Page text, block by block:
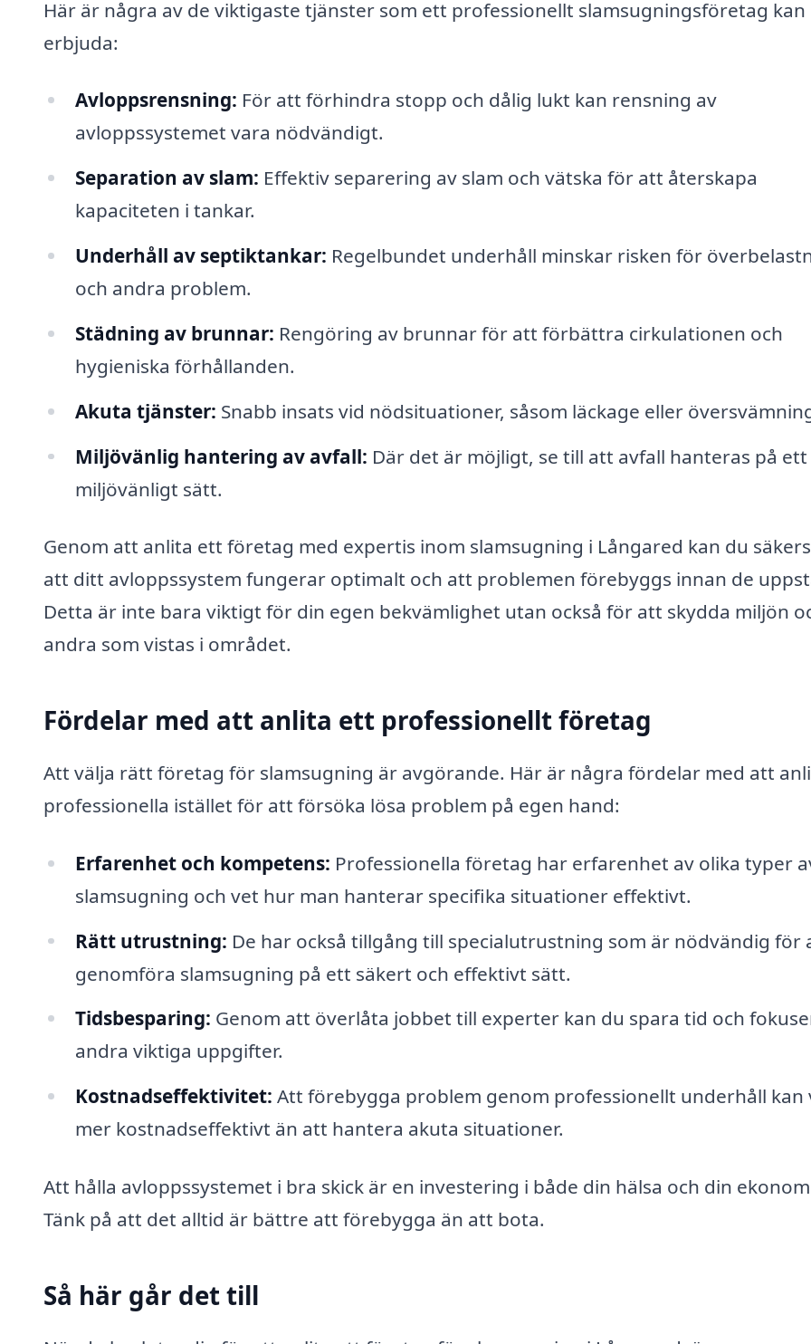
Här är några av de viktigaste tjänster som ett professionellt slamsugningsföretag kan
erbjuda:
Avloppsrensning: För att förhindra stopp och dålig lukt kan rensning av
avloppssystemet vara nödvändigt.
Separation av slam: Effektiv separering av slam och vätska för att återskapa
kapaciteten i tankar.
Underhåll av septiktankar: Regelbundet underhåll minskar risken för
och andra problem.
Städning av brunnar: Rengöring av brunnar för att förbättra cirkulationen och
hygieniska förhållanden.
Akuta tjänster: Snabb insats vid nödsituationer, såsom läckage eller
Miljövänlig hantering av avfall: Där det är möjligt, se till att avfall hanteras på ett
miljövänligt sätt.
Genom att anlita ett företag med expertis inom slamsugning i Långared kan du
att ditt avloppssystem fungerar optimalt och att problemen förebyggs innan de
Detta är inte bara viktigt för din egen bekvämlighet utan också för att skydda miljön
andra som vistas i området.
Fördelar med att anlita ett professionellt företag
Att välja rätt företag för slamsugning är avgörande. Här är några fördelar med att
professionella istället för att försöka lösa problem på egen hand:
Erfarenhet och kompetens: Professionella företag har erfarenhet av olika typer
slamsugning och vet hur man hanterar specifika situationer effektivt.
Rätt utrustning: De har också tillgång till specialutrustning som är nödvändig för
genomföra slamsugning på ett säkert och effektivt sätt.
Tidsbesparing: Genom att överlåta jobbet till experter kan du spara tid och
andra viktiga uppgifter.
Kostnadseffektivitet: Att förebygga problem genom professionellt underhåll kan
mer kostnadseffektivt än att hantera akuta situationer.
Att hålla avloppssystemet i bra skick är en investering i både din hälsa och din
Tänk på att det alltid är bättre att förebygga än att bota.
Så här går det till